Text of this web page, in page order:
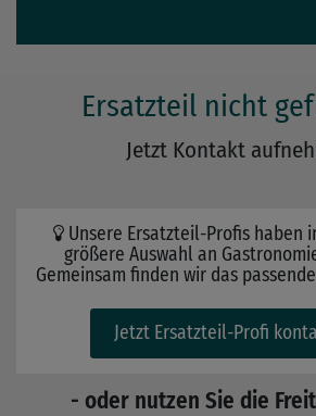
Ersatzteil nicht
Jetzt Kontakt
Unsere Ersatzteil-Profis haben
größere Auswahl an
Gemeinsam finden wir das
Jetzt Ersatzteil-Profi
- oder nutzen Sie die